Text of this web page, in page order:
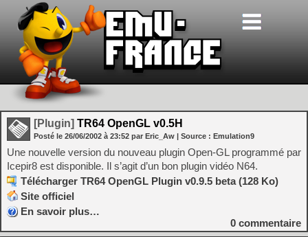
[Plugin] TR64 OpenGL v0.5H
Posté le 26/06/2002 à 23:52 par Eric_Aw | Source : Emulation9
Une nouvelle version du nouveau plugin Open-GL programmé par
Icepir8 est disponible. Il s’agit d’un bon plugin vidéo N64.
Télécharger TR64 OpenGL Plugin v0.9.5 beta (128 Ko)
Site officiel
En savoir plus…
0 commentaire